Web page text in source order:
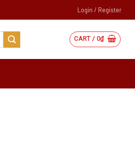
Login / Register
CART / 0₫